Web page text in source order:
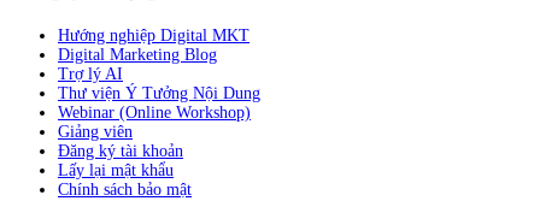
Hướng nghiệp Digital MKT
Digital Marketing Blog
Trợ lý AI
Thư viện Ý Tưởng Nội Dung
Webinar (Online Workshop)
Giảng viên
Đăng ký tài khoản
Lấy lại mật khẩu
Chính sách bảo mật